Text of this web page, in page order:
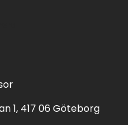
1, 417 06 Göteborg